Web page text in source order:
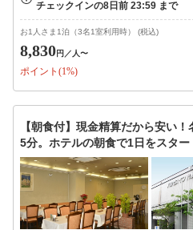
お1人さま1泊（3名1室利用時） (税込)
8,830円 ／人〜
ポイント(1%)
【朝食付】現金精算だから安い
5分。ホテルの朝食で1日をスター